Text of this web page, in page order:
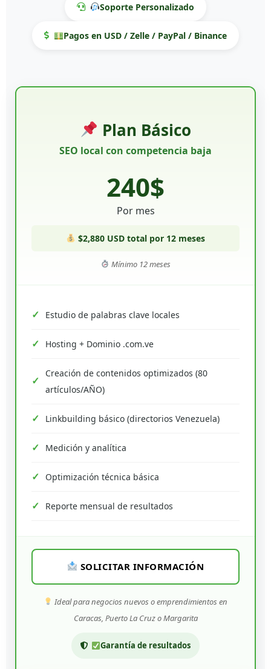
Soporte Personalizado
Pagos en USD / Zelle / PayPal / Binance
Plan Básico
SEO local con competencia baja
240$
Por mes
$2,880 USD total por 12 meses
Mínimo 12 meses
Estudio de palabras clave locales
Hosting + Dominio .com.ve
Creación de contenidos optimizados (80
artículos/AÑO)
Linkbuilding básico (directorios Venezuela)
Medición y analítica
Optimización técnica básica
Reporte mensual de resultados
SOLICITAR INFORMACIÓN
Ideal para negocios nuevos o emprendimientos en
Caracas, Puerto La Cruz o Margarita
Garantía de resultados